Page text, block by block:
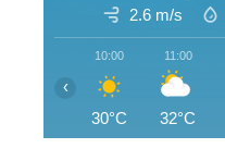
2.6 m/s
10:00
30°C
11:00
32°C
‹